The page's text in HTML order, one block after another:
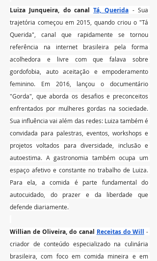
Luiza Junqueira, do canal Tá, Querida - Sua
trajetória começou em 2015, quando criou o "Tá
Querida", canal que rapidamente se tornou
referência na internet brasileira pela forma
acolhedora e livre com que falava sobre
gordofobia, auto aceitação e empoderamento
feminino. Em 2016, lançou o documentário
"Gorda", que aborda os desafios e preconceitos
enfrentados por mulheres gordas na sociedade.
Sua influência vai além das redes: Luiza também é
convidada para palestras, eventos, workshops e
projetos voltados para diversidade, inclusão e
autoestima. A gastronomia também ocupa um
espaço afetivo e constante no trabalho de Luiza.
Para ela, a comida é parte fundamental do
autocuidado, do prazer e da liberdade que
defende diariamente.
Willian de Oliveira, do canal Receitas do Will
criador de conteúdo especializado na culinária
brasileira, com foco em comida mineira e em